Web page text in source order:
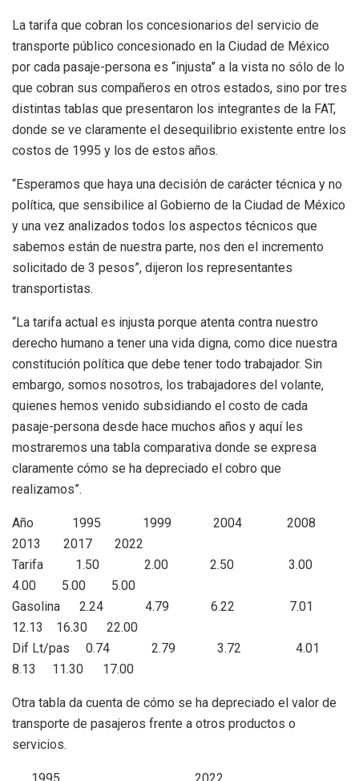
La tarifa que cobran los concesionarios del servicio de
transporte público concesionado en la Ciudad de México
por cada pasaje-persona es “injusta” a la vista no sólo de lo
que cobran sus compañeros en otros estados, sino por tres
distintas tablas que presentaron los integrantes de la FAT,
donde se ve claramente el desequilibrio existente entre los
costos de 1995 y los de estos años.
“Esperamos que haya una decisión de carácter técnica y no
política, que sensibilice al Gobierno de la Ciudad de México
y una vez analizados todos los aspectos técnicos que
sabemos están de nuestra parte, nos den el incremento
solicitado de 3 pesos”, dijeron los representantes
transportistas.
“La tarifa actual es injusta porque atenta contra nuestro
derecho humano a tener una vida digna, como dice nuestra
constitución política que debe tener todo trabajador. Sin
embargo, somos nosotros, los trabajadores del volante,
quienes hemos venido subsidiando el costo de cada
pasaje-persona desde hace muchos años y aquí les
mostraremos una tabla comparativa donde se expresa
claramente cómo se ha depreciado el cobro que
realizamos”.
Año 1995 1999 2004 2008
2013 2017 2022
Tarifa 1.50 2.00 2.50 3.00
4.00 5.00 5.00
Gasolina 2.24 4.79 6.22 7.01
12.13 16.30 22.00
Dif Lt/pas 0.74 2.79 3.72 4.01
8.13 11.30 17.00
Otra tabla da cuenta de cómo se ha depreciado el valor de
transporte de pasajeros frente a otros productos o
servicios.